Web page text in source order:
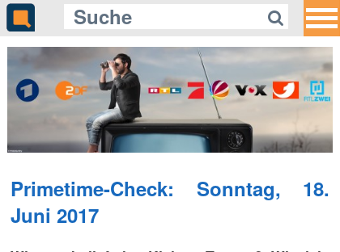
Primetime-Check: Sonntag, 18.
Juni 2017